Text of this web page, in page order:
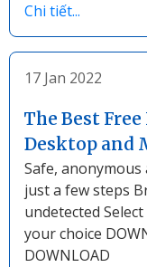
Chi tiết...
17 Jan 2022
The Best
Desktop and
Safe, anonymous
just a few steps
undetected
your choice
DOWNLOAD